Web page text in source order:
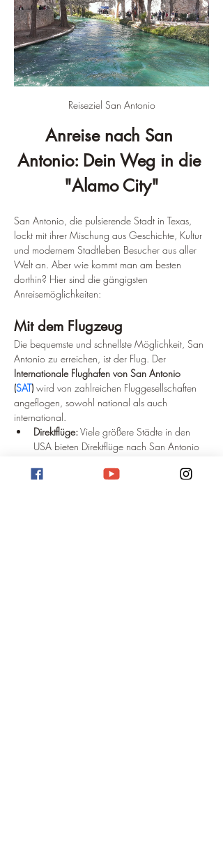
Reiseziel San Antonio
Anreise nach San
Antonio: Dein Weg in die
"Alamo City"
San Antonio, die pulsierende Stadt in Texas,
lockt mit ihrer Mischung aus Geschichte, Kultur
und modernem Stadtleben Besucher aus aller
Welt an. Aber wie kommt man am besten
dorthin? Hier sind die gängigsten
Anreisemöglichkeiten:
Mit dem Flugzeug
Die bequemste und schnellste Möglichkeit, San
Antonio zu erreichen, ist der Flug. Der
Internationale Flughafen von San Antonio
(SAT) wird von zahlreichen Fluggesellschaften
angeflogen, sowohl national als auch
international.
Direktflüge: Viele größere Städte in den
USA bieten Direktflüge nach San Antonio
Umsteigeflüge:
Von Deutschland aus sind